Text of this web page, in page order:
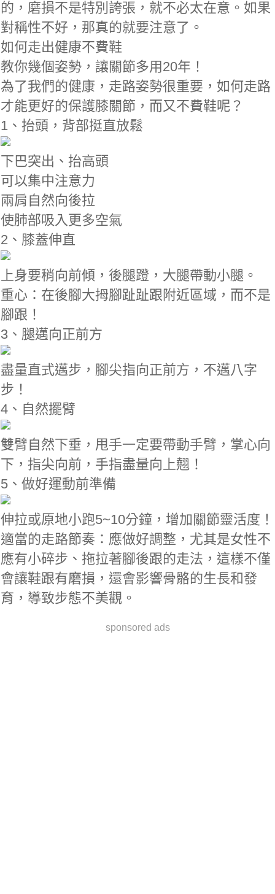
的，磨損不是特別誇張，就不必太在意。如果
對稱性不好，那真的就要注意了。
如何走出健康不費鞋
教你幾個姿勢，讓關節多用20年！
為了我們的健康，走路姿勢很重要，如何走路
才能更好的保護膝關節，而又不費鞋呢？
1、抬頭，背部挺直放鬆
下巴突出、抬高頭
可以集中注意力
兩肩自然向後拉
使肺部吸入更多空氣
2、膝蓋伸直
上身要稍向前傾，後腿蹬，大腿帶動小腿。
重心：在後腳大拇腳趾趾跟附近區域，而不是
腳跟！
3、腿邁向正前方
盡量直式邁步，腳尖指向正前方，不邁八字
步！
4、自然擺臂
雙臂自然下垂，甩手一定要帶動手臂，掌心向
下，指尖向前，手指盡量向上翹！
5、做好運動前準備
伸拉或原地小跑5~10分鐘，增加關節靈活度！
適當的走路節奏：應做好調整，尤其是女性不
應有小碎步、拖拉著腳後跟的走法，這樣不僅
會讓鞋跟有磨損，還會影響骨骼的生長和發
育，導致步態不美觀。
sponsored ads